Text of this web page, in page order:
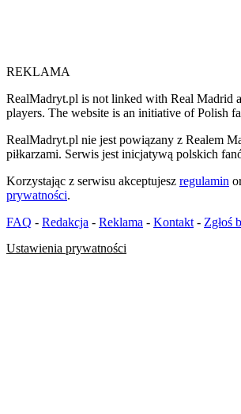
REKLAMA
RealMadryt.pl is not linked with Real Madrid
players. The website is an initiative of Polish
RealMadryt.pl nie jest powiązany z Realem
piłkarzami. Serwis jest inicjatywą polskich
Korzystając z serwisu akceptujesz regulamin
prywatności.
FAQ - Redakcja - Reklama - Kontakt - Zgłoś
Ustawienia prywatności